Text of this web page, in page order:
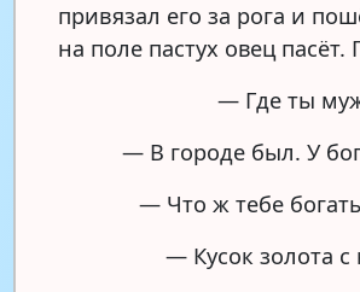
привязал его за рога и
на поле пастух овец
— Где ты
— В городе был. У
— Что ж тебе
— Кусок золота с